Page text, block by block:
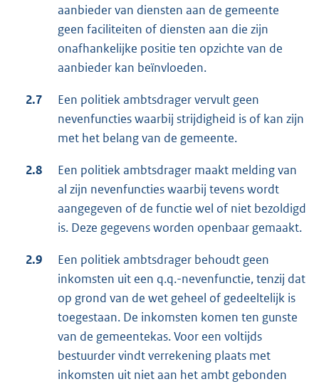
aanbieder van diensten aan de gemeente
geen faciliteiten of diensten aan die zijn
onafhankelijke positie ten opzichte van de
aanbieder kan beïnvloeden.
2.7
Een politiek ambtsdrager vervult geen
nevenfuncties waarbij strijdigheid is of kan zijn
met het belang van de gemeente.
2.8
Een politiek ambtsdrager maakt melding van
al zijn nevenfuncties waarbij tevens wordt
aangegeven of de functie wel of niet bezoldigd
is. Deze gegevens worden openbaar gemaakt.
2.9
Een politiek ambtsdrager behoudt geen
inkomsten uit een q.q.-nevenfunctie, tenzij dat
op grond van de wet geheel of gedeeltelijk is
toegestaan. De inkomsten komen ten gunste
van de gemeentekas. Voor een voltijds
bestuurder vindt verrekening plaats met
inkomsten uit niet aan het ambt gebonden